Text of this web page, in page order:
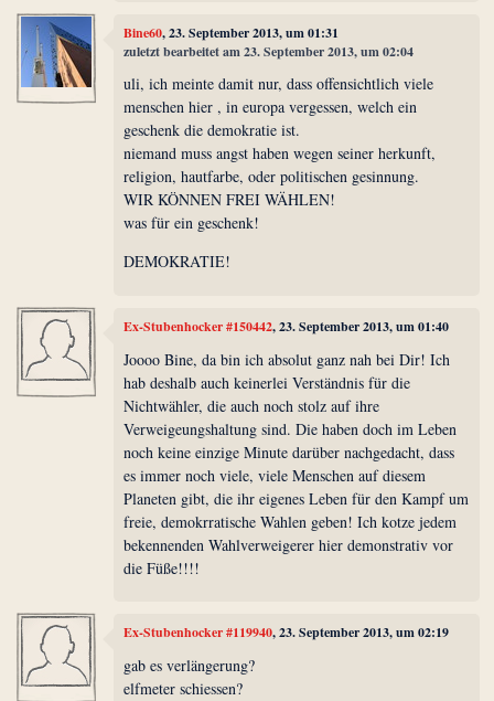
Bine60, 23. September 2013, um 01:31
zuletzt bearbeitet am 23. September 2013, um 02:04
uli, ich meinte damit nur, dass offensichtlich viele
menschen hier , in europa vergessen, welch ein
geschenk die demokratie ist.
niemand muss angst haben wegen seiner herkunft,
religion, hautfarbe, oder politischen gesinnung.
WIR KÖNNEN FREI WÄHLEN!
was für ein geschenk!
DEMOKRATIE!
Ex-Stubenhocker #150442, 23. September 2013, um 01:40
Joooo Bine, da bin ich absolut ganz nah bei Dir! Ich
hab deshalb auch keinerlei Verständnis für die
Nichtwähler, die auch noch stolz auf ihre
Verweigeungshaltung sind. Die haben doch im Leben
noch keine einzige Minute darüber nachgedacht, dass
es immer noch viele, viele Menschen auf diesem
Planeten gibt, die ihr eigenes Leben für den Kampf um
freie, demokrratische Wahlen geben! Ich kotze jedem
bekennenden Wahlverweigerer hier demonstrativ vor
die Füße!!!!
Ex-Stubenhocker #119940, 23. September 2013, um 02:19
gab es verlängerung?
elfmeter schiessen?